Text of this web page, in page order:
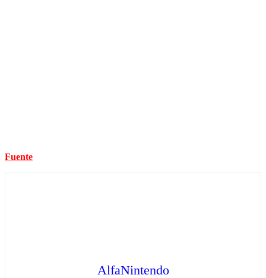
Fuente
AlfaNintendo